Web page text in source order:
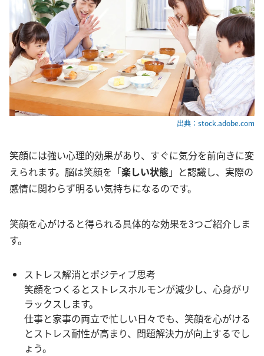
出典：stock.adobe.com
笑顔には強い心理的効果があり、すぐに気分を前向きに変
えられます。脳は笑顔を「楽しい状態」と認識し、実際の
感情に関わらず明るい気持ちになるのです。
笑顔を心がけると得られる具体的な効果を3つご紹介しま
す。
ストレス解消とポジティブ思考
笑顔をつくるとストレスホルモンが減少し、心身がリ
ラックスします。
仕事と家事の両立で忙しい日々でも、笑顔を心がける
とストレス耐性が高まり、問題解決力が向上するでし
ょう。